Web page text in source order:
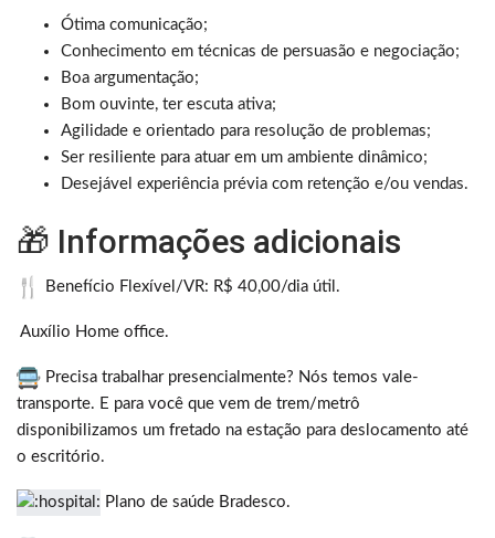
Ótima comunicação;
Conhecimento em técnicas de persuasão e negociação;
Boa argumentação;
Bom ouvinte, ter escuta ativa;
Agilidade e orientado para resolução de problemas;
Ser resiliente para atuar em um ambiente dinâmico;
Desejável experiência prévia com retenção e/ou vendas.
🎁 Informações adicionais
Benefício Flexível/VR: R$ 40,00/dia útil.
Auxílio Home office.
Precisa trabalhar presencialmente? Nós temos vale-
transporte. E para você que vem de trem/metrô
disponibilizamos um fretado na estação para deslocamento até
o escritório.
Plano de saúde Bradesco.